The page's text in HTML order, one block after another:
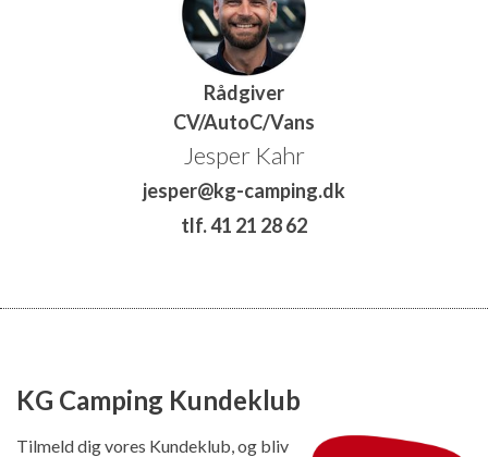
Rådgiver
CV/AutoC/Vans
Jesper Kahr
jesper@kg-camping.dk
tlf. 41 21 28 62
KG Camping Kundeklub
Tilmeld dig vores Kundeklub, og bliv